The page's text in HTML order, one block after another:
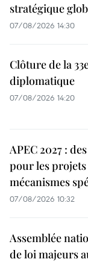
stratégique
07/08/2026 14:30
Clôture de la
diplomatique
07/08/2026 14:20
APEC 2027 :
pour les
mécanismes
07/08/2026 10:32
Assemblée
de loi majeurs